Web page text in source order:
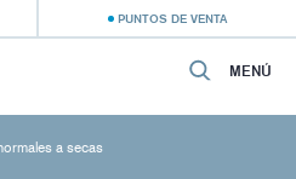
PUNTOS DE VENTA
MENÚ
a secas